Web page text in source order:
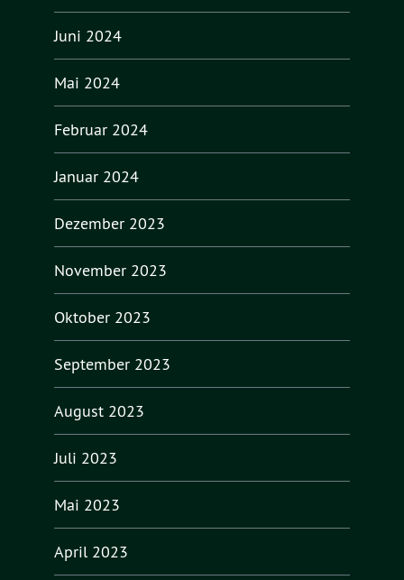
Juni 2024
Mai 2024
Februar 2024
Januar 2024
Dezember 2023
November 2023
Oktober 2023
September 2023
August 2023
Juli 2023
Mai 2023
April 2023